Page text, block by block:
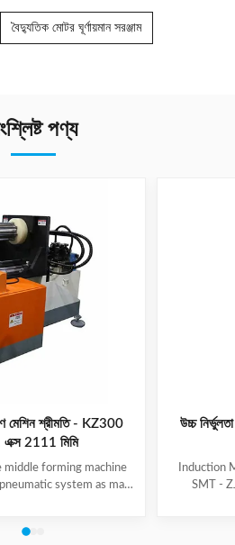
বৈদ্যুতিক মোটর ঘূর্ণায়মান সরঞ্জাম
পণ্য
মেশিন শ্রীমতি - KZ300
2111 মিমি
middle forming machine
system as main
no need two times
উচ্চ
Induction
SMT -